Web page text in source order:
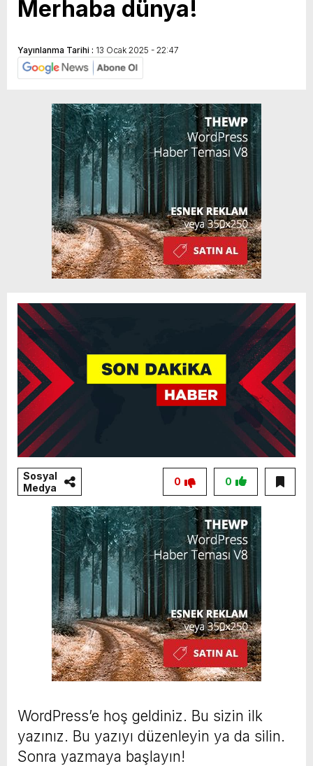
Merhaba dünya!
Yayınlanma Tarihi : 13 Ocak 2025 - 22:47
Sosyal
Medya
0
0
WordPress’e hoş geldiniz. Bu sizin ilk
yazınız. Bu yazıyı düzenleyin ya da silin.
Sonra yazmaya başlayın!